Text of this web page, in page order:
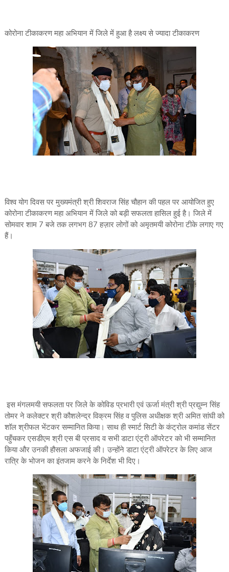
कोरोना टीकाकरण महा अभियान में जिले में हुआ है लक्ष्य से ज्यादा टीकाकरण
विश्व योग दिवस पर मुख्यमंत्री श्री शिवराज सिंह चौहान की पहल पर आयोजित हुए
कोरोना टीकाकरण महा अभियान में जिले को बड़ी सफलता हासिल हुई है। जिले में
सोमवार शाम 7 बजे तक लगभग 87 हज़ार लोगों को अमृतमयी कोरोना टीके लगाए गए
हैं।
इस मंगलमयी सफलता पर जिले के कोविड प्रभारी एवं ऊर्जा मंत्री श्री प्रद्युम्न सिंह
तोमर ने कलेक्टर श्री कौशलेन्द्र विक्रम सिंह व पुलिस अधीक्षक श्री अमित सांघी को
शॉल श्रीफल भेंटकर सम्मानित किया। साथ ही स्मार्ट सिटी के कंट्रोल कमांड सेंटर
पहुँचकर एसडीएम श्री एस बी प्रसाद व सभी डाटा एंट्री ऑपरेटर को भी सम्मानित
किया और उनकी हौसला अफजाई की। उन्होंने डाटा एंट्री ऑपरेटर के लिए आज
रात्रि के भोजन का इंतजाम करने के निर्देश भी दिए।